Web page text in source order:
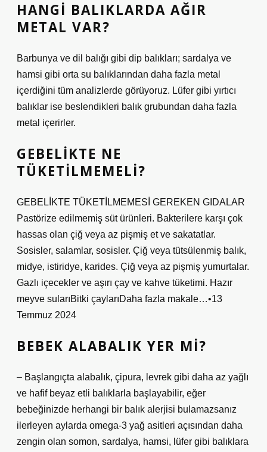
HANGI BALIKLARDA AĞIR
METAL VAR?
Barbunya ve dil balığı gibi dip balıkları; sardalya ve
hamsi gibi orta su balıklarından daha fazla metal
içerdiğini tüm analizlerde görüyoruz. Lüfer gibi yırtıcı
balıklar ise beslendikleri balık grubundan daha fazla
metal içerirler.
GEBELIKTE NE
TÜKETILMEMELI?
GEBELİKTE TÜKETİLMEMESİ GEREKEN GIDALAR
Pastörize edilmemiş süt ürünleri. Bakterilere karşı çok
hassas olan çiğ veya az pişmiş et ve sakatatlar.
Sosisler, salamlar, sosisler. Çiğ veya tütsülenmiş balık,
midye, istiridye, karides. Çiğ veya az pişmiş yumurtalar.
Gazlı içecekler ve aşırı çay ve kahve tüketimi. Hazır
meyve sularıBitki çaylarıDaha fazla makale…•13
Temmuz 2024
BEBEK ALABALIK YER MI?
– Başlangıçta alabalık, çipura, levrek gibi daha az yağlı
ve hafif beyaz etli balıklarla başlayabilir, eğer
bebeğinizde herhangi bir balık alerjisi bulamazsanız
ilerleyen aylarda omega-3 yağ asitleri açısından daha
zengin olan somon, sardalya, hamsi, lüfer gibi balıklara